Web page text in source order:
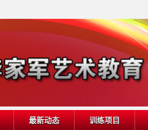
最新动态 训练项目